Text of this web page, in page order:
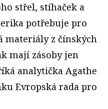
střel, stíhaček a
potřebuje pro
materiály z čínských
mají zásoby jen
analytička Agathe
Evropská rada pro